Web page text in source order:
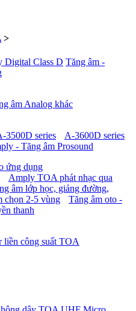
>
Digital Class D Tăng âm -
âm Analog khác
3500D series
A-3600D series
- Tăng âm Prosound
ứng dụng
Amply TOA phát nhạc qua
âm lớp học, giảng đường,
chọn 2-5 vùng
Tăng âm oto -
thanh
liền công suất TOA